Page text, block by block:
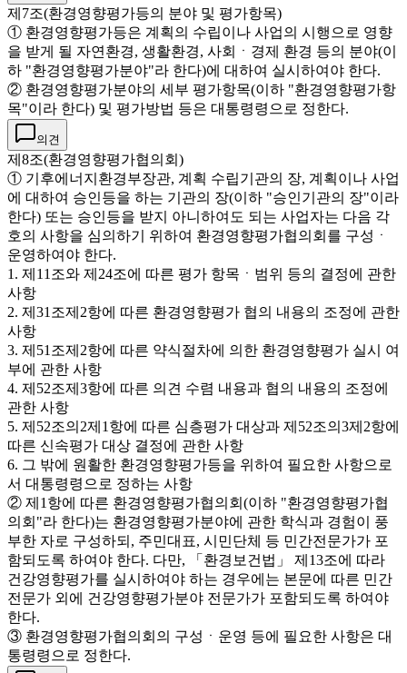
제7조(환경영향평가등의 분야 및 평가항목)
① 환경영향평가등은 계획의 수립이나 사업의 시행으로 영향
을 받게 될 자연환경, 생활환경, 사회ㆍ경제 환경 등의 분야(이
하 "환경영향평가분야"라 한다)에 대하여 실시하여야 한다.
② 환경영향평가분야의 세부 평가항목(이하 "환경영향평가항
목"이라 한다) 및 평가방법 등은 대통령령으로 정한다.
의견
제8조(환경영향평가협의회)
① 기후에너지환경부장관, 계획 수립기관의 장, 계획이나 사업
에 대하여 승인등을 하는 기관의 장(이하 "승인기관의 장"이라
한다) 또는 승인등을 받지 아니하여도 되는 사업자는 다음 각
호의 사항을 심의하기 위하여 환경영향평가협의회를 구성ㆍ
운영하여야 한다.
1. 제11조와 제24조에 따른 평가 항목ㆍ범위 등의 결정에 관한
사항
2. 제31조제2항에 따른 환경영향평가 협의 내용의 조정에 관한
사항
3. 제51조제2항에 따른 약식절차에 의한 환경영향평가 실시 여
부에 관한 사항
4. 제52조제3항에 따른 의견 수렴 내용과 협의 내용의 조정에
관한 사항
5. 제52조의2제1항에 따른 심층평가 대상과 제52조의3제2항에
따른 신속평가 대상 결정에 관한 사항
6. 그 밖에 원활한 환경영향평가등을 위하여 필요한 사항으로
서 대통령령으로 정하는 사항
② 제1항에 따른 환경영향평가협의회(이하 "환경영향평가협
의회"라 한다)는 환경영향평가분야에 관한 학식과 경험이 풍
부한 자로 구성하되, 주민대표, 시민단체 등 민간전문가가 포
함되도록 하여야 한다. 다만, 「환경보건법」 제13조에 따라
건강영향평가를 실시하여야 하는 경우에는 본문에 따른 민간
전문가 외에 건강영향평가분야 전문가가 포함되도록 하여야
한다.
③ 환경영향평가협의회의 구성ㆍ운영 등에 필요한 사항은 대
통령령으로 정한다.